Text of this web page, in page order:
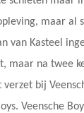
maar
van Kasteel
maar na twee
bij
Veensche